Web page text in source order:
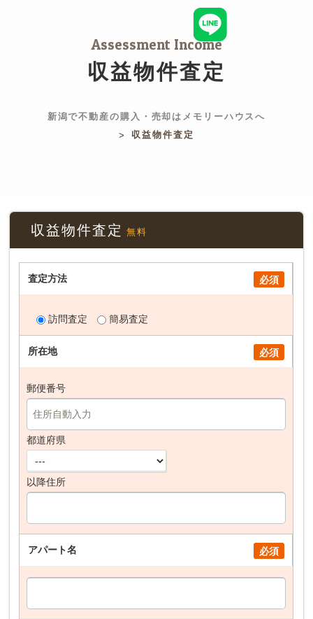
Assessment Income
収益物件査定
新潟で不動産の購入・売却はメモリーハウスへ
>
収益物件査定
収益物件査定 無料
査定方法 必須
訪問査定 簡易査定
所在地 必須
郵便番号
都道府県
以降住所
アパート名 必須